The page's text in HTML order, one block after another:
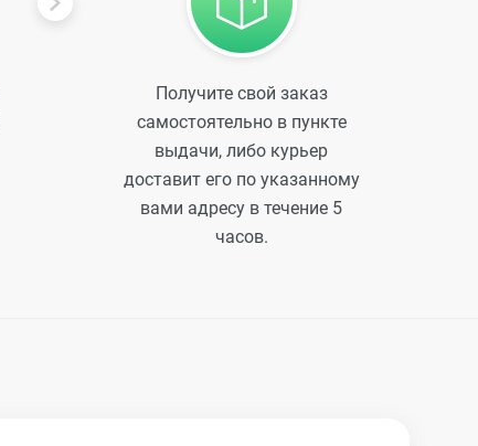
Получите свой заказ
самостоятельно в пункте
выдачи, либо курьер
доставит его по указанному
вами адресу в течение 5
часов.